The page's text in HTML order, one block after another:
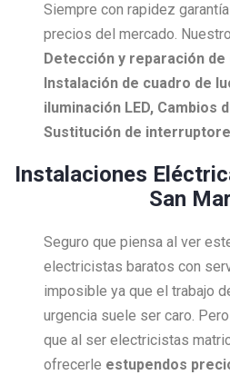
Siempre con rapidez
precios del mercado.
Detección y reparación
Instalación de cuadro de
iluminación LED, Cambios
Sustitución de
Instalaciones
San
Seguro que piensa al ver
electricistas baratos con
imposible ya que el trabajo
urgencia suele ser caro.
que al ser electricistas
ofrecerle estupendos